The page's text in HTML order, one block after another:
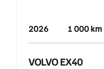
2026 1 000 km
VOLVO EX40